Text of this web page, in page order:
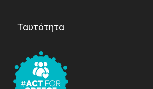
Ταυτότητα